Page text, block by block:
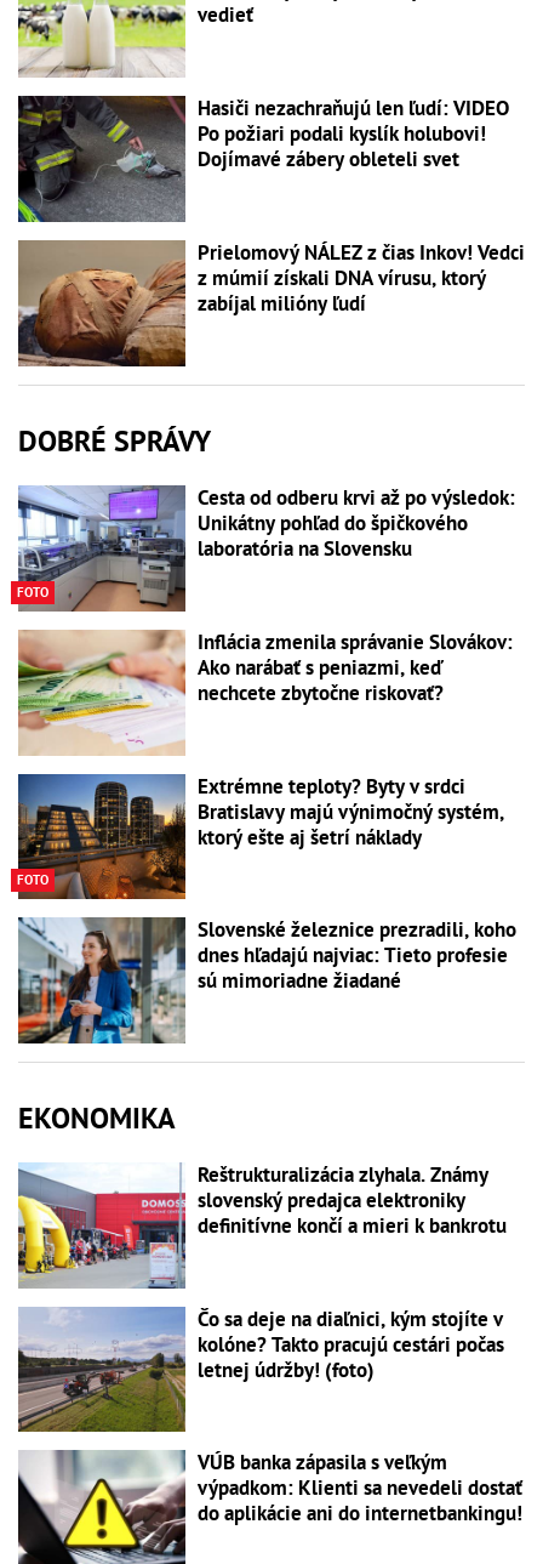
vedieť
Hasiči nezachraňujú len ľudí: VIDEO
Po požiari podali kyslík holubovi!
Dojímavé zábery obleteli svet
Prielomový NÁLEZ z čias Inkov! Vedci
z múmií získali DNA vírusu, ktorý
zabíjal milióny ľudí
DOBRÉ SPRÁVY
FOTO
Cesta od odberu krvi až po výsledok:
Unikátny pohľad do špičkového
laboratória na Slovensku
Inflácia zmenila správanie Slovákov:
Ako narábať s peniazmi, keď
nechcete zbytočne riskovať?
FOTO
Extrémne teploty? Byty v srdci
Bratislavy majú výnimočný systém,
ktorý ešte aj šetrí náklady
Slovenské železnice prezradili, koho
dnes hľadajú najviac: Tieto profesie
sú mimoriadne žiadané
EKONOMIKA
Reštrukturalizácia zlyhala. Známy
slovenský predajca elektroniky
definitívne končí a mieri k bankrotu
Čo sa deje na diaľnici, kým stojíte v
kolóne? Takto pracujú cestári počas
letnej údržby! (foto)
VÚB banka zápasila s veľkým
výpadkom: Klienti sa nevedeli dostať
do aplikácie ani do internetbankingu!